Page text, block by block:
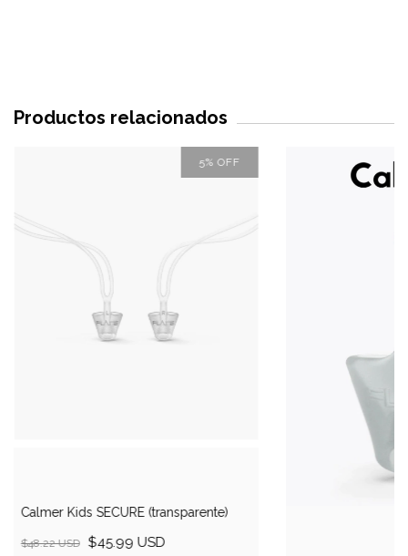
Productos relacionados
5%OFF
Calmer Kids SECURE (transparente)
$48.22 USD $45.99 USD